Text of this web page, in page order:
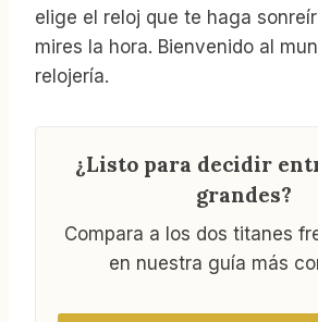
elige el reloj que te haga
mires la hora. Bienvenido al
relojería.
¿Listo para decidir
grandes?
Compara a los dos titanes
en nuestra guía más